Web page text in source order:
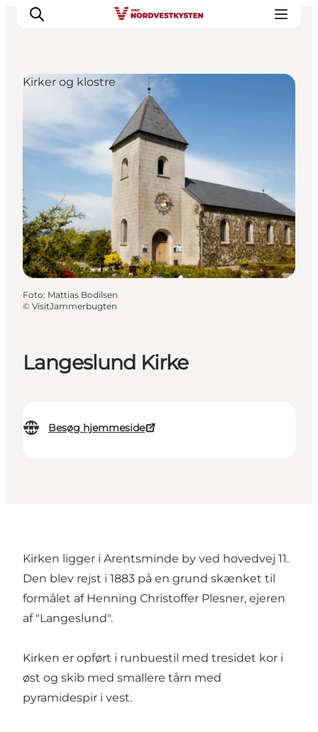
Feriesteder
Inspiration
Handicapvenlig ferie
Overnatning
Planlæg din ferie
Langeslund Kirke
Besøg hjemmeside
Kirker og klostre
Foto: Mattias Bodilsen
© VisitJammerbugten
Kirken ligger i Arentsminde by ved hovedvej 11.
Den blev rejst i 1883 på en grund skænket til
formålet af Henning Christoffer Plesner, ejeren
af "Langeslund".
Kirken er opført i runbuestil med tresidet kor i
øst og skib med smallere tårn med
pyramidespir i vest.